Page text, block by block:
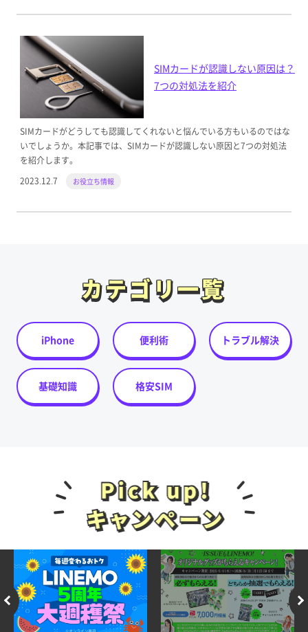
SIMカードが認識しない原因は？
7つの対処法を紹介
SIMカードがどうしても認識してくれないと悩んでいる方もいるのではな
いでしょうか。本記事では、SIMカードが認識しない原因と7つの対処法
を紹介します。
2023.12.7
お役立ち情報
カテゴリ一覧
カテゴリ一覧
iPhone 便利術 トラブル解決
基礎知識 格安SIM